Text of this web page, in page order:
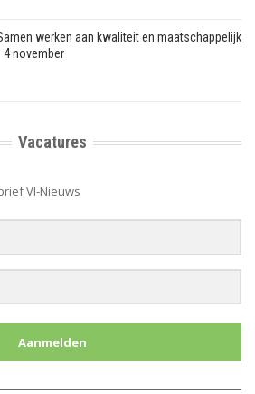
werken aan kwaliteit en maatschappelijk
4 november
Vacatures
Vl-Nieuws
Aanmelden